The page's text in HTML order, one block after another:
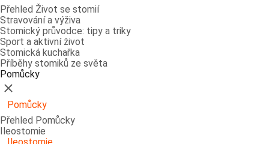
Přehled Život se stomií
Stravování a výživa
Stomický průvodce: tipy a triky
Sport a aktivní život
Stomická kuchařka
Příběhy stomiků ze světa
Pomůcky
Zavřít
Pomůcky
Přehled Pomůcky
Ileostomie